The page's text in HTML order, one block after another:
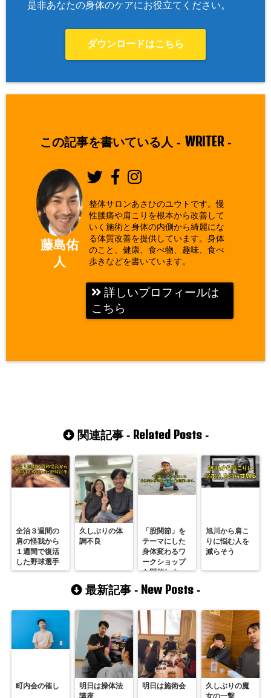
是非あなたの身体のケアにお役立てください。
ダウンロードはこちら
この記事を書いている人 - WRITER-
藤島佑
人
整体サロンあさひのユウトです。慢
性腰痛や肩こりを根本から改善して
いく施術と身体の内側から綺麗にな
る体質改善を提供しています。身体
のこと、健康、食べ物、趣味、食べ
歩きなどを書いています。
詳しいプロフィールは
こちら
関連記事 - Related Posts-
全治３週間の
肩の怪我から
１週間で復活
した野球選手
久しぶりの体
調不良
「股関節」を
テーマにした
身体変わるワ
ークショップ
を開催しま
旭川から肩こ
りに悩む人を
減らそう
最新記事 - New Posts -
町内会の催し
明日は操体法
講座
明日は施術会
久しぶりの魔
女の一撃